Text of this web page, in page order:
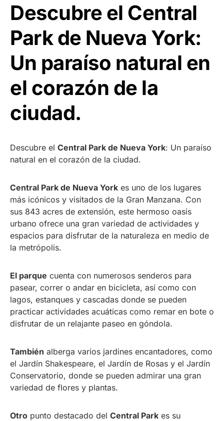
Descubre el Central
Park de Nueva York:
Un paraíso natural en
el corazón de la
ciudad.
Descubre el Central Park de Nueva York: Un paraíso
natural en el corazón de la ciudad.
Central Park de Nueva York es uno de los lugares
más icónicos y visitados de la Gran Manzana. Con
sus 843 acres de extensión, este hermoso oasis
urbano ofrece una gran variedad de actividades y
espacios para disfrutar de la naturaleza en medio de
la metrópolis.
El parque cuenta con numerosos senderos para
pasear, correr o andar en bicicleta, así como con
lagos, estanques y cascadas donde se pueden
practicar actividades acuáticas como remar en bote o
disfrutar de un relajante paseo en góndola.
También alberga varios jardines encantadores, como
el Jardín Shakespeare, el Jardín de Rosas y el Jardín
Conservatorio, donde se pueden admirar una gran
variedad de flores y plantas.
Otro punto destacado del Central Park es su